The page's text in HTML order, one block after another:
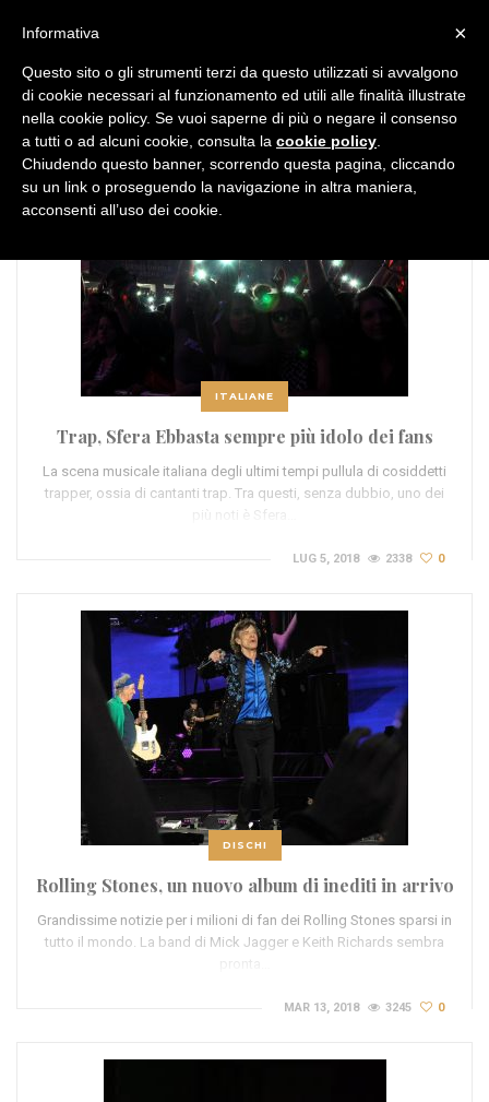
ITALIANE
Trap, Sfera Ebbasta sempre più idolo dei fans
La scena musicale italiana degli ultimi tempi pullula di cosiddetti
trapper, ossia di cantanti trap. Tra questi, senza dubbio, uno dei
più noti è Sfera…
LUG 5, 2018 2338 0
DISCHI
Rolling Stones, un nuovo album di inediti in arrivo
Grandissime notizie per i milioni di fan dei Rolling Stones sparsi in
tutto il mondo. La band di Mick Jagger e Keith Richards sembra
pronta…
MAR 13, 2018 3245 0
×
Informativa
Questo sito o gli strumenti terzi da questo utilizzati si avvalgono
di cookie necessari al funzionamento ed utili alle finalità illustrate
nella cookie policy. Se vuoi saperne di più o negare il consenso
a tutti o ad alcuni cookie, consulta la cookie policy
Chiudendo questo banner, scorrendo questa pagina, cliccando
su un link o proseguendo la navigazione in altra maniera,
acconsenti all’uso dei cookie.